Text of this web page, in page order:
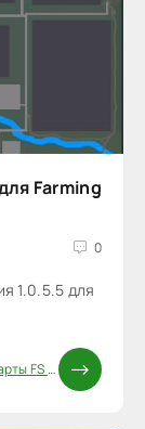
Farming
0
1.0.5.5 для
FS 19